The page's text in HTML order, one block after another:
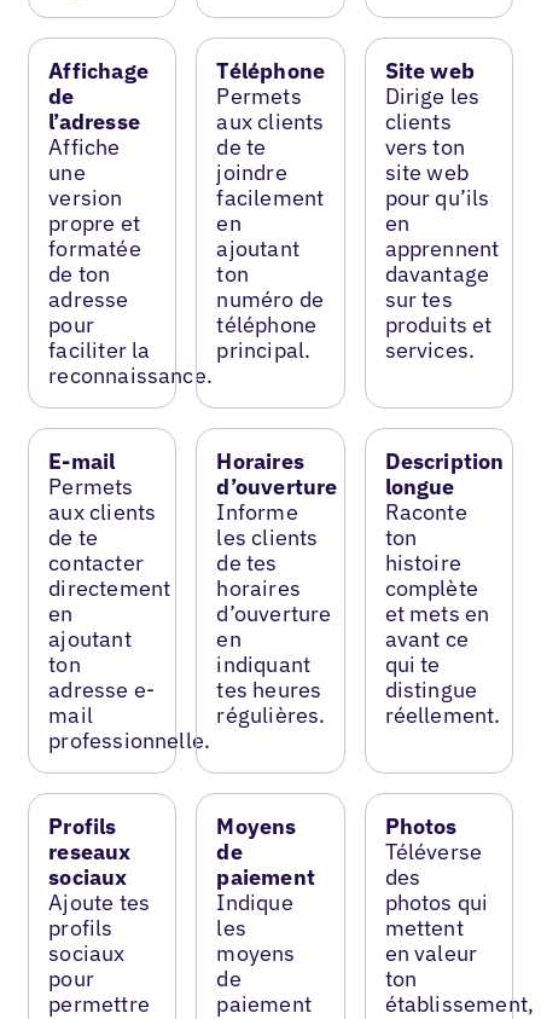
Affichage
de
l’adresse
Affiche
une
version
propre et
formatée
de ton
adresse
pour
faciliter la
reconnaissance.
Téléphone
Permets
aux clients
de te
joindre
facilement
en
ajoutant
ton
numéro de
téléphone
principal.
Site web
Dirige les
clients
vers ton
site web
pour qu’ils
en
apprennent
davantage
sur tes
produits et
services.
E-mail
Permets
aux clients
de te
contacter
directement
en
ajoutant
ton
adresse e-
mail
professionnelle.
Horaires
d’ouverture
Informe
les clients
de tes
horaires
d’ouverture
en
indiquant
tes heures
régulières.
Description
longue
Raconte
ton
histoire
complète
et mets en
avant ce
qui te
distingue
réellement.
Profils
reseaux
sociaux
Ajoute tes
profils
sociaux
pour
permettre
Moyens
de
paiement
Indique
les
moyens
de
paiement
Photos
Téléverse
des
photos qui
mettent
en valeur
ton
établissement,